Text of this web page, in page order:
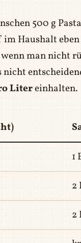
500 g
Haushalt
man nicht
nicht
Litereinhalten.
1
2
2